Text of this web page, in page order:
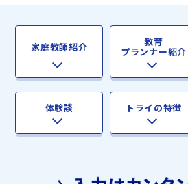
家庭教師紹介 教育
プランナー紹介
体験談 トライの特徴